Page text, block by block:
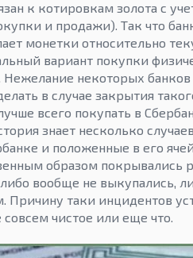
к котировкам золота с
и продажи). Так что
монетки относительно
вариант покупки
Нежелание некоторых
в случае закрытия
всего покупать в
знает несколько
и положенные в его
образом покрывались
вообще не выкупались,
Причину таки инцидентов
чистое или еще что.